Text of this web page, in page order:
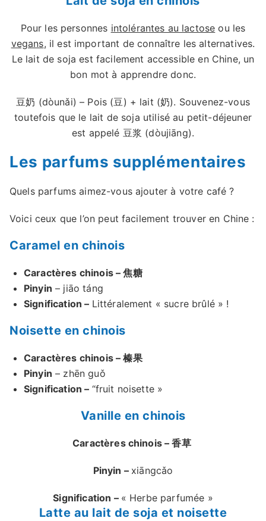
Pour les personnes intolérantes au lactose ou les
vegans, il est important de connaître les alternatives.
Le lait de soja est facilement accessible en Chine, un
bon mot à apprendre donc.
豆奶 (dòunǎi) – Pois (豆) + lait (奶). Souvenez-vous
toutefois que le lait de soja utilisé au petit-déjeuner
est appelé 豆浆 (dòujiāng).
Les parfums supplémentaires
Quels parfums aimez-vous ajouter à votre café ?
Voici ceux que l’on peut facilement trouver en Chine :
Caramel en chinois
Caractères chinois – 焦糖
Pinyin – jiāo táng
Signification – Littéralement « sucre brûlé » !
Noisette en chinois
Caractères chinois – 榛果
Pinyin – zhēn guǒ
Signification – “fruit noisette »
Vanille en chinois
Caractères chinois – 香草
Pinyin – xiāngcǎo
Signification – « Herbe parfumée »
Latte au lait de soja et noisette